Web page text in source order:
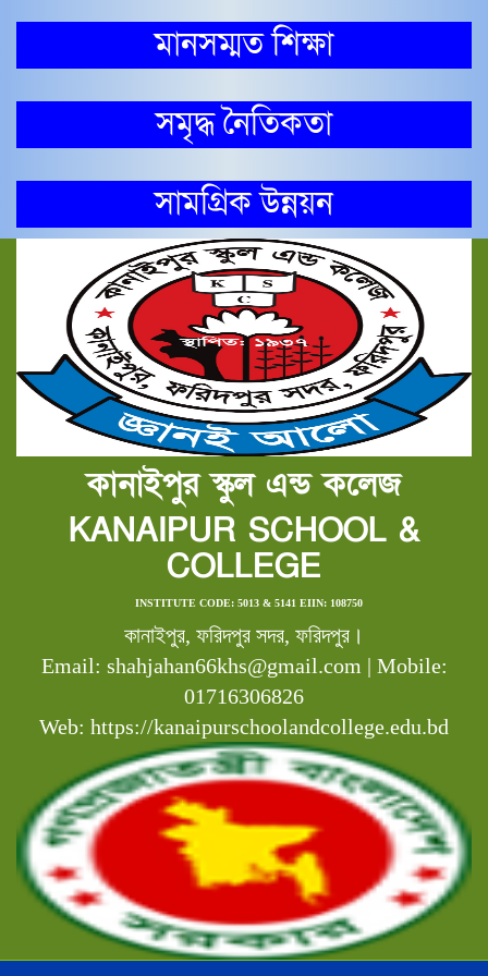
মানসম্মত শিক্ষা
সমৃদ্ধ নৈতিকতা
সামগ্রিক উন্নয়ন
কানাইপুর স্কুল এন্ড কলেজ
KANAIPUR SCHOOL &
COLLEGE
INSTITUTE CODE: 5013 & 5141 EIIN: 108750
কানাইপুর, ফরিদপুর সদর, ফরিদপুর।
Email: shahjahan66khs@gmail.com | Mobile:
01716306826
Web: https://kanaipurschoolandcollege.edu.bd